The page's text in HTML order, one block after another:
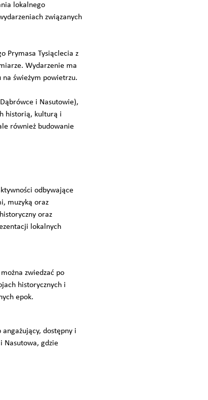
lokalnego
związanych
Prymasa Tysiąclecia z
Wydarzenie ma
świeżym powietrzu.
i Nasutowie),
historią, kulturą i
również budowanie
odbywające
muzyką oraz
oraz
lokalnych
zwiedzać po
historycznych i
epok.
dostępny i
Nasutowa, gdzie